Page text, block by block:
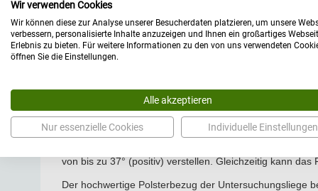
Vor dem Hintergrund der kontinuierlich wachsenden
werden, taucht eine Frage auf: Wie wählt man den
Suchen Sie nach einem qualitativ hochwertigen
Bauchlage und im Sitzen optimal zu behandeln – und
Der Behandlungstisch Modell Standard Plus bietet ein
angenehme Gesichtsausschnitte, stufenlos
mm starkem Vierkantrohr verfügt über einen Niveau-
Die großzügige Liegefläche von 195 cm besteht aus
von bis zu 37° (positiv) verstellen. Gleichzeitig kann
Der hochwertige Polsterbezug der Untersuchungsliege
Wir verwenden Cookies
Wir können diese zur Analyse unserer Besucherdaten platzieren, um unsere
verbessern, personalisierte Inhalte anzuzeigen und Ihnen ein großartiges
Erlebnis zu bieten. Für weitere Informationen zu den von uns verwendeten
öffnen Sie die Einstellungen.
Alle akzeptieren
Nur essenzielle Cookies Individuelle Einstellungen